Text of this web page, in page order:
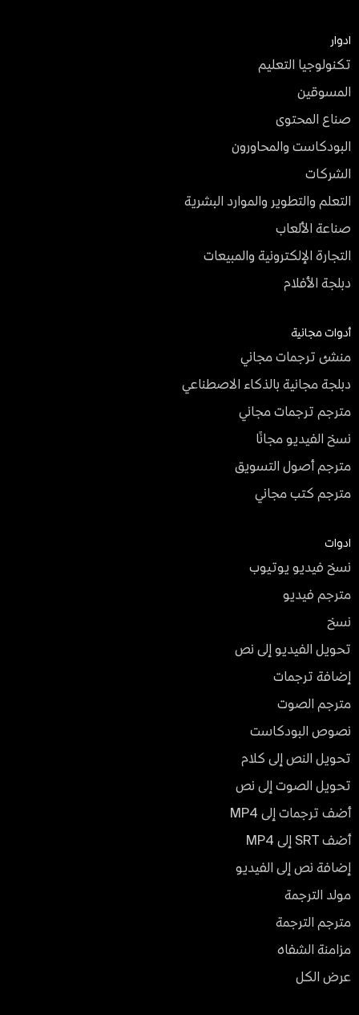
ادوار
تكنولوجيا التعليم
المسوقين
صناع المحتوى
البودكاست والمحاورون
الشركات
التعلم والتطوير والموارد البشرية
صناعة الألعاب
التجارة الإلكترونية والمبيعات
دبلجة الأفلام
أدوات مجانية
منشئ ترجمات مجاني
دبلجة مجانية بالذكاء الاصطناعي
مترجم ترجمات مجاني
نسخ الفيديو مجانًا
مترجم أصول التسويق
مترجم كتب مجاني
ادوات
نسخ فيديو يوتيوب
مترجم فيديو
نسخ
تحويل الفيديو إلى نص
إضافة ترجمات
مترجم الصوت
نصوص البودكاست
تحويل النص إلى كلام
تحويل الصوت إلى نص
أضف ترجمات إلى MP4
أضف SRT إلى MP4
إضافة نص إلى الفيديو
مولد الترجمة
مترجم الترجمة
مزامنة الشفاه
عرض الكل